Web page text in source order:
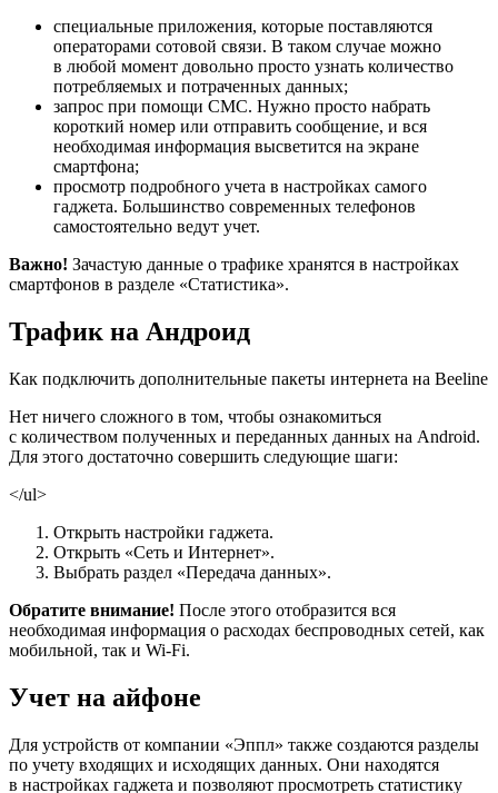
специальные приложения, которые поставляются
операторами сотовой связи. В таком случае можно
в любой момент довольно просто узнать количество
потребляемых и потраченных данных;
запрос при помощи СМС. Нужно просто набрать
короткий номер или отправить сообщение, и вся
необходимая информация высветится на экране
смартфона;
просмотр подробного учета в настройках самого
гаджета. Большинство современных телефонов
самостоятельно ведут учет.
Важно! Зачастую данные о трафике хранятся в настройках
смартфонов в разделе «Статистика».
Трафик на Андроид
Как подключить дополнительные пакеты интернета на Beeline
Нет ничего сложного в том, чтобы ознакомиться
с количеством полученных и переданных данных на Android.
Для этого достаточно совершить следующие шаги:
</ul>
Открыть настройки гаджета.
Открыть «Сеть и Интернет».
Выбрать раздел «Передача данных».
Обратите внимание! После этого отобразится вся
необходимая информация о расходах беспроводных сетей, как
мобильной, так и Wi-Fi.
Учет на айфоне
Для устройств от компании «Эппл» также создаются разделы
по учету входящих и исходящих данных. Они находятся
в настройках гаджета и позволяют просмотреть статистику